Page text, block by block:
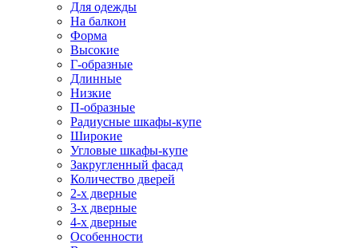
Для одежды
На балкон
Форма
Высокие
Г-образные
Длинные
Низкие
П-образные
Радиусные шкафы-купе
Широкие
Угловые шкафы-купе
Закругленный фасад
Количество дверей
2-х дверные
3-х дверные
4-х дверные
Особенности